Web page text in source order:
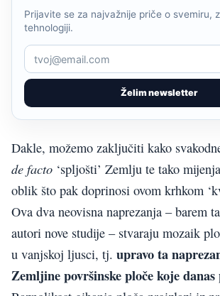
Želim newsletter
Prijavite se za najvažnije priče o svemiru,
tehnologiji.
Dakle, možemo zaključiti kako
de facto ‘spljošti’ Zemlju te tako
oblik što pak doprinosi ovom krhkom
Ova dva neovisna naprezanja – barem
autori nove studije – stvaraju mozaik
u vanjskoj ljusci, tj. upravo ta
Zemljine površinske ploče koje danas